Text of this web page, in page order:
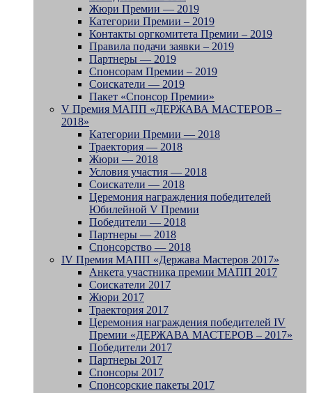
Жюри Премии — 2019
Категории Премии – 2019
Контакты оргкомитета Премии – 2019
Правила подачи заявки – 2019
Партнеры — 2019
Спонсорам Премии – 2019
Соискатели — 2019
Пакет «Спонсор Премии»
V Премия МАПП «ДЕРЖАВА МАСТЕРОВ –
2018»
Категории Премии — 2018
Траектория — 2018
Жюри — 2018
Условия участия — 2018
Соискатели — 2018
Церемония награждения победителей
Юбилейной V Премии
Победители — 2018
Партнеры — 2018
Спонсорство — 2018
IV Премия МАПП «Держава Мастеров 2017»
Анкета участника премии МАПП 2017
Соискатели 2017
Жюри 2017
Траектория 2017
Церемония награждения победителей IV
Премии «ДЕРЖАВА МАСТЕРОВ – 2017»
Победители 2017
Партнеры 2017
Спонсоры 2017
Спонсорские пакеты 2017